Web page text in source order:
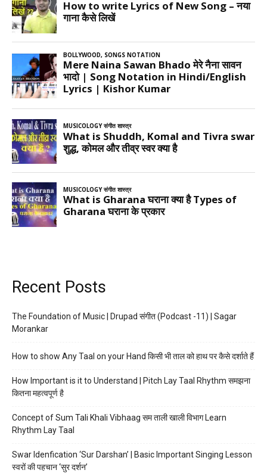
Recent Posts
The Foundation of Music | Drupad संगीत (Podcast -11) | Sagar
Morankar
How to show Any Taal on your Hand किसी भी ताल को हाथ पर कैसे दर्शाते हैं
How Important is it to Understand | Pitch Lay Taal Rhythm समझना
कितना महत्वपूर्ण है
Concept of Sum Tali Khali Vibhaag सम ताली खाली विभाग Learn
Rhythm Lay Taal
Swar Idenfication ‘Sur Darshan’ | Basic Important Singing Lesson
स्वरों की पहचान ‘सुर दर्शन’